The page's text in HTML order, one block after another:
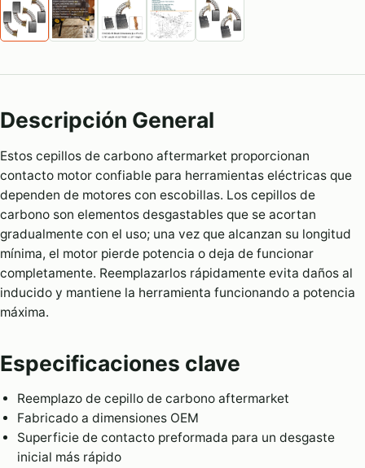
Descripción General
Estos cepillos de carbono aftermarket proporcionan
contacto motor confiable para herramientas eléctricas que
dependen de motores con escobillas. Los cepillos de
carbono son elementos desgastables que se acortan
gradualmente con el uso; una vez que alcanzan su longitud
mínima, el motor pierde potencia o deja de funcionar
completamente. Reemplazarlos rápidamente evita daños al
inducido y mantiene la herramienta funcionando a potencia
máxima.
Especificaciones clave
Reemplazo de cepillo de carbono aftermarket
Fabricado a dimensiones OEM
Superficie de contacto preformada para un desgaste
inicial más rápido